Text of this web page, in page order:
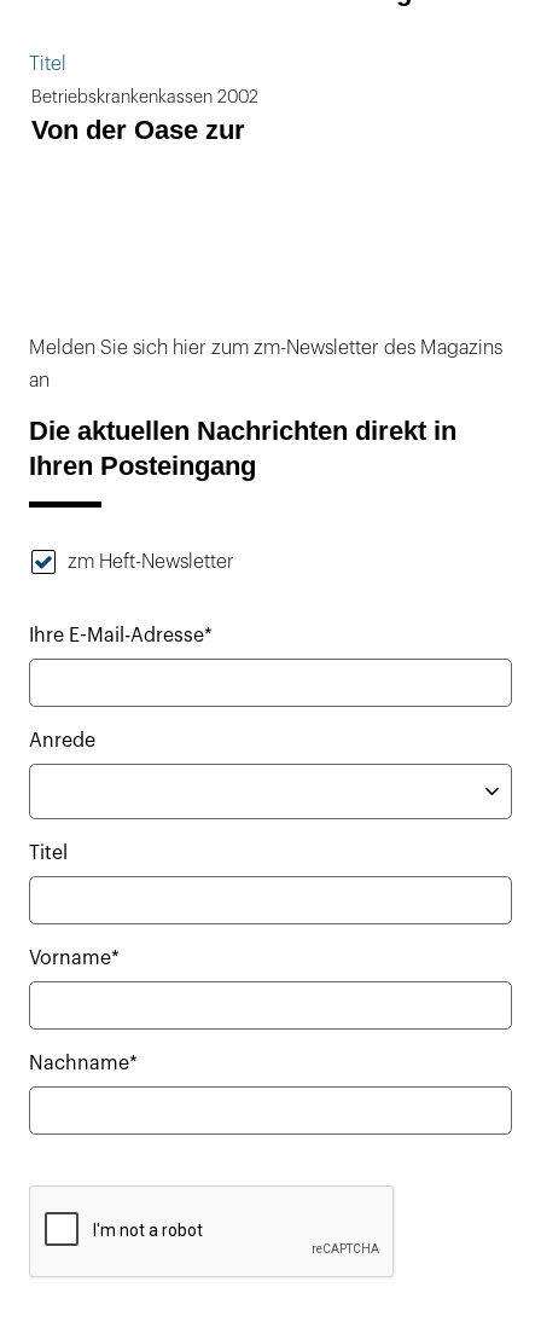
Titel
Betriebskrankenkassen 2002
Von der Oase zur
Melden Sie sich hier zum zm-Newsletter des Magazins
an
Die aktuellen Nachrichten direkt in
Ihren Posteingang
zm Heft-Newsletter
Ihre E-Mail-Adresse*
Anrede
Titel
Vorname*
Nachname*